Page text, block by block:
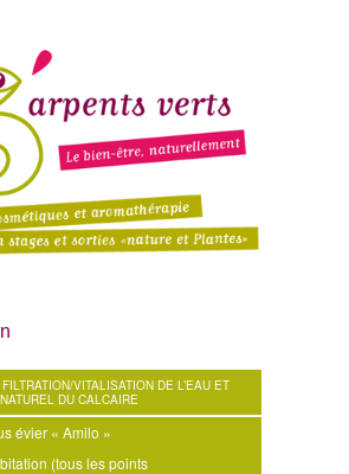
VITALISATION DE L’EAU ET
DU CALCAIRE
évier « Amilo »
(tous les points